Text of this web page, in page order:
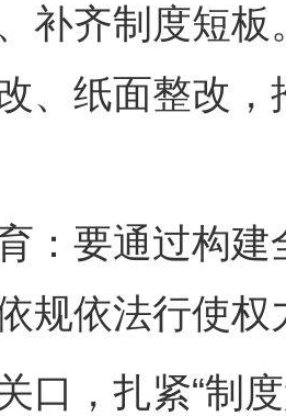
补齐制度短板
、纸面整改
要通过构建
规依法行使权
，扎紧“制度